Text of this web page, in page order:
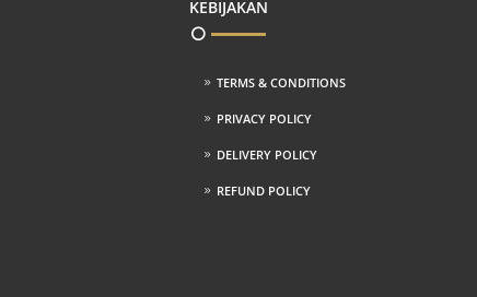
KEBIJAKAN
TERMS & CONDITIONS
PRIVACY POLICY
DELIVERY POLICY
REFUND POLICY